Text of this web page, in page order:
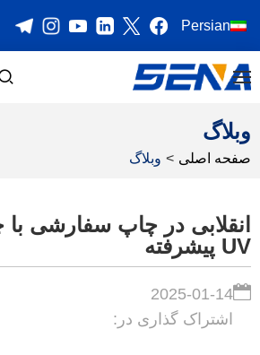
Persian
وبلاگ
صفحه اصلی > وبلاگ
انقلابی در چاپ سفارشی
UV پیشرفته
2025-01-14
اشتراک گذاری در: